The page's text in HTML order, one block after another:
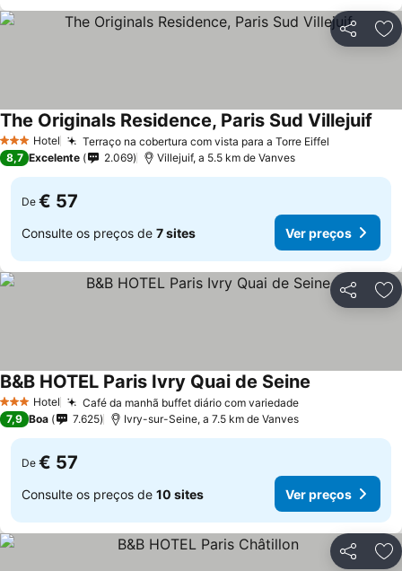
Partilhar
3 EstrelasHotel Terraço na cobertura com vista para a Torre Eiffel
The Originals Residence, Paris Sud Villejuif
8,7 Excelente 2.069 Villejuif, a 5.5 km de Vanves
De € 57
Consulte os preços de 7 sites Ver preços
Partilhar
3 EstrelasHotel Café da manhã buffet diário com variedade
B&B HOTEL Paris Ivry Quai de Seine
7,9 Boa 7.625 Ivry-sur-Seine, a 7.5 km de Vanves
De € 57
Consulte os preços de 10 sites Ver preços
Partilhar